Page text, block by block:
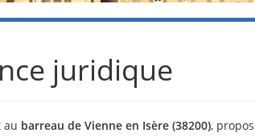
juridique
au barreau de Vienne en Isère (38200),